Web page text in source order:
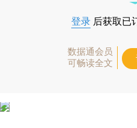
登录 后获取已
数据通会员
可畅读全文